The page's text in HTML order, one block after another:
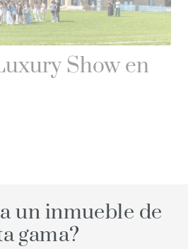
Show en
un inmueble de
gama?